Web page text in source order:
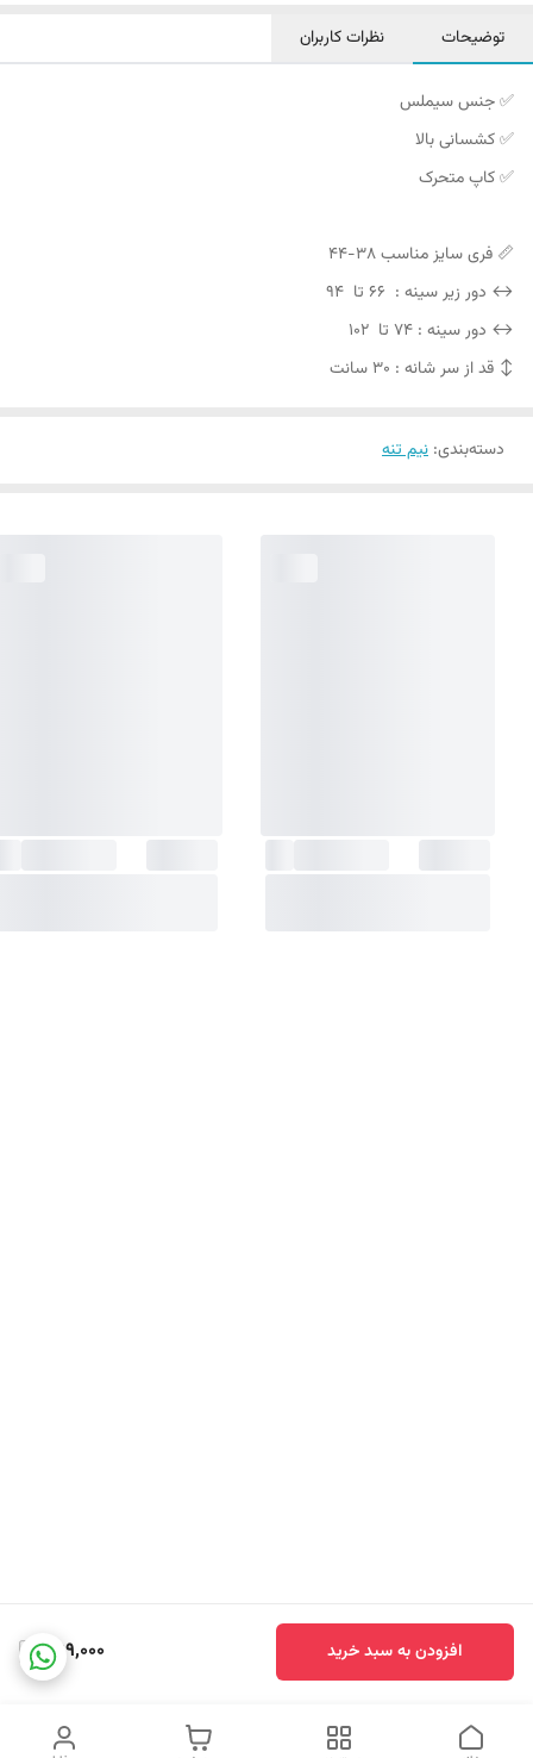
399,000 افزودن به سبد خرید
توضیحات نظرات کاربران
✅ جنس سیملس
✅ کشسانی بالا
✅ کاپ متحرک
📏 فری سایز مناسب 38-44
↔️ دور زیر سینه : ۶۶ تا ۹۴
↔️ دور سینه : ۷۴ تا ۱۰۲
↕️ قد از سر شانه : ۳۰ سانت
دسته‌بندی: نیم تنه